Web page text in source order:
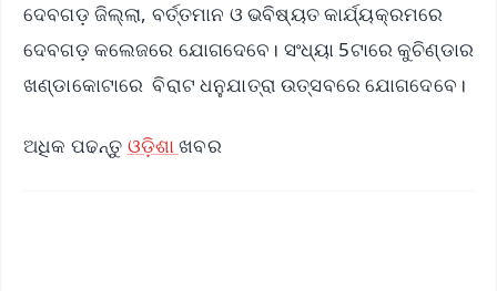
ଦେବଗଡ଼ ଜିଲ୍ଲା, ବର୍ତ୍ତମାନ ଓ ଭବିଷ୍ୟତ କାର୍ଯ୍ୟକ୍ରମରେ
ଦେବଗଡ଼ କଲେଜରେ ଯୋଗଦେବେ। ସଂଧ୍ୟା 5ଟାରେ କୁଚିଣ୍ଡାର
ଖଣ୍ଡାକୋଟାରେ ବିରାଟ ଧନୁଯାତ୍ରା ଉତ୍ସବରେ ଯୋଗଦେବେ।
ଅଧିକ ପଢନ୍ତୁ ଓଡ଼ିଶାଖବର